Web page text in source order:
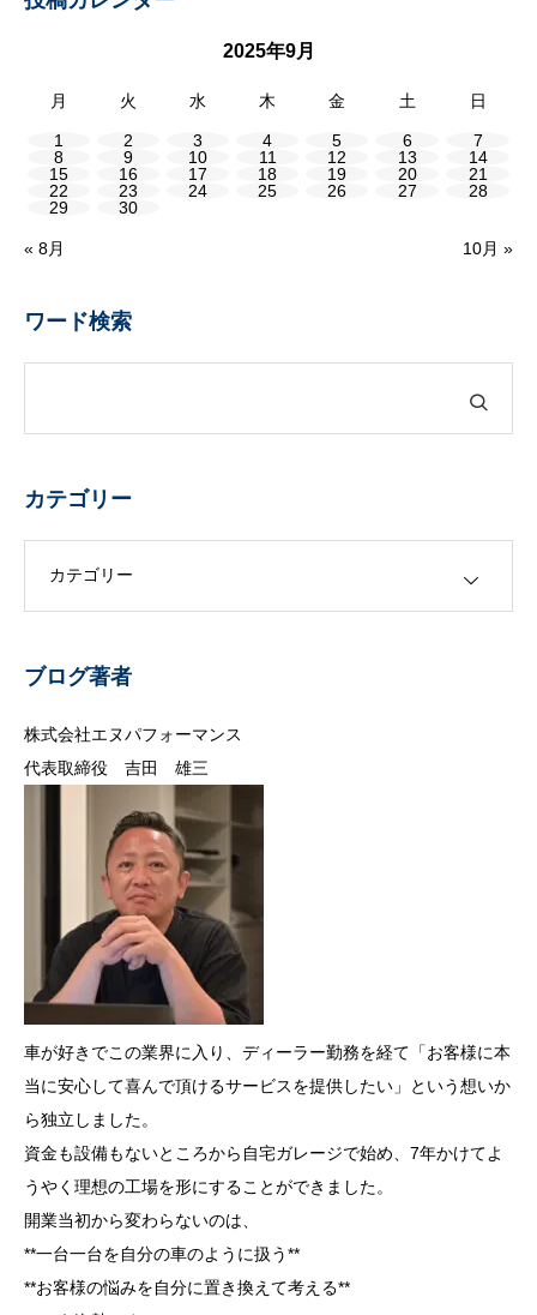
2025年9月
月 火 水 木 金 土 日
1 2 3 4 5 6
7
8
9 10 11 12 13
14
15
16 17 18 19 20
21
22
23 24 25 26 27
28
29
30
« 8月 10月 »
ワード検索
カテゴリー
ブログ著者
株式会社エヌパフォーマンス
代表取締役 吉田 雄三
車が好きでこの業界に入り、ディーラー勤務を経て「お客様に本
当に安心して喜んで頂けるサービスを提供したい」という想いか
ら独立しました。
資金も設備もないところから自宅ガレージで始め、7年かけてよ
うやく理想の工場を形にすることができました。
開業当初から変わらないのは、
**一台一台を自分の車のように扱う**
**お客様の悩みを自分に置き換えて考える**